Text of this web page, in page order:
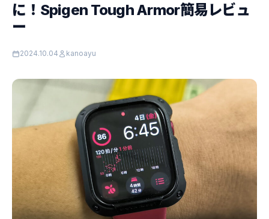
に！Spigen Tough Armor簡易レビュ
ー
2024.10.04 kanoayu